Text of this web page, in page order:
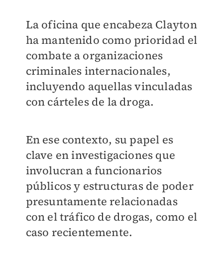
La oficina que encabeza Clayton
ha mantenido como prioridad el
combate a organizaciones
criminales internacionales,
incluyendo aquellas vinculadas
con cárteles de la droga.
En ese contexto, su papel es
clave en investigaciones que
involucran a funcionarios
públicos y estructuras de poder
presuntamente relacionadas
con el tráfico de drogas, como el
caso recientemente.